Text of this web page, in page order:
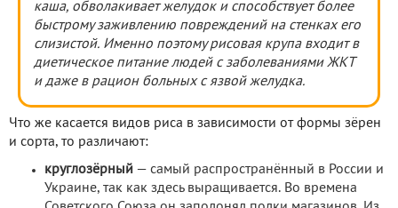
каша, обволакивает желудок и способствует более
быстрому заживлению повреждений на стенках его
слизистой. Именно поэтому рисовая крупа входит в
диетическое питание людей с заболеваниями ЖКТ
и даже в рацион больных с язвой желудка.
Что же касается видов риса в зависимости от формы зёрен
и сорта, то различают:
круглозёрный — самый распространённый в России и
Украине, так как здесь выращивается. Во времена